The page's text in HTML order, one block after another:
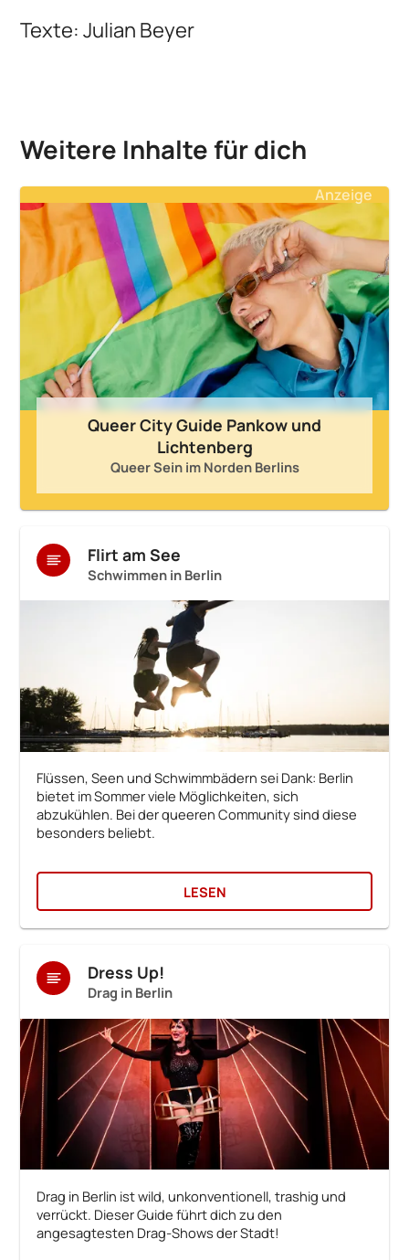
Texte: Julian Beyer
Weitere Inhalte für dich
Anzeige
Queer City Guide Pankow und
Lichtenberg
Queer Sein im Norden Berlins
Flirt am See
Schwimmen in Berlin
Flüssen, Seen und Schwimmbädern sei Dank: Berlin
bietet im Sommer viele Möglichkeiten, sich
abzukühlen. Bei der queeren Community sind diese
besonders beliebt.
LESEN
Dress Up!
Drag in Berlin
Drag in Berlin ist wild, unkonventionell, trashig und
verrückt. Dieser Guide führt dich zu den
angesagtesten Drag-Shows der Stadt!